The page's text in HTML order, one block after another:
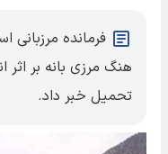
هنگ مرزی بانه بر
تحمیل خبر داد.